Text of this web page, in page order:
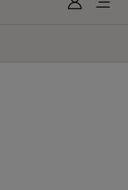
IniciarOpen